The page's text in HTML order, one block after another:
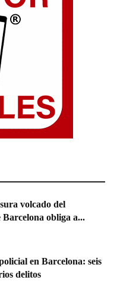
volcado del
obliga a...
en Barcelona: seis
delitos